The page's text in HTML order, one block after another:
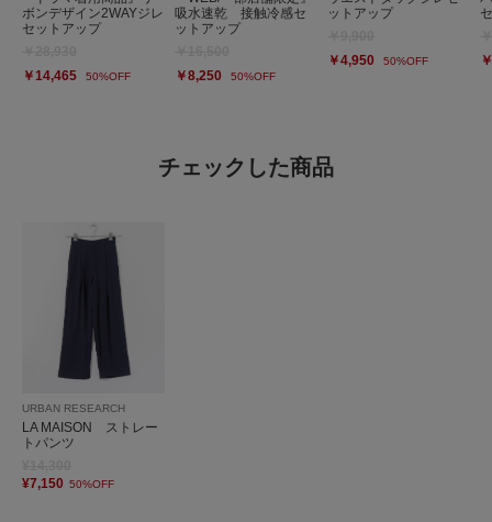
ボンデザイン2WAYジレ
セットアップ
￥14,465
50%OFF
吸水速乾 接触冷感セ
ットアップ
￥8,250
50%OFF
ットアップ
￥4,950
50%OFF
チェックした商品
URBAN RESEARCH
LA MAISON ストレー
トパンツ
¥7,150 50%OFF